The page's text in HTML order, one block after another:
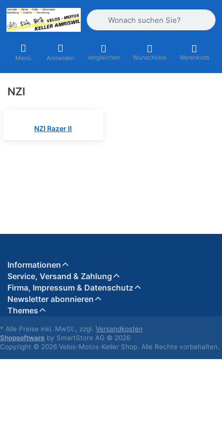
Geben Sie einen Suchbegriff ein.
Menü Anmelden Vergleichen Wunschliste Warenkorb
NZI
NZI Razer II
Informationen
Service, Versand & Zahlung
Firma, Impressum & Datenschutz
Newsletter abonnieren
Themes
* Alle Preise inkl. MwSt., zzgl. Versandkosten
Shopsoftware by SmartStore AG © 2026
Copyright © 2026 Velos-Motos-Keller Shop. Alle Rechte vorbehalten.